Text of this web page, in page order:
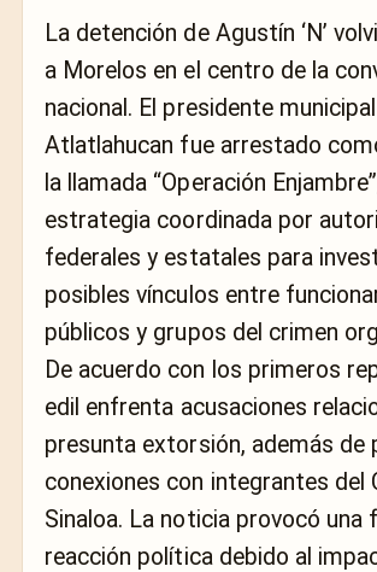
La detención de Agustín ‘N’
a Morelos en el centro de la
nacional. El presidente
Atlatlahucan fue arrestado
la llamada “Operación
estrategia coordinada por
federales y estatales para
posibles vínculos entre
públicos y grupos del crimen
De acuerdo con los primeros
edil enfrenta acusaciones
presunta extorsión, además de
conexiones con integrantes del
Sinaloa. La noticia provocó una
reacción política debido al